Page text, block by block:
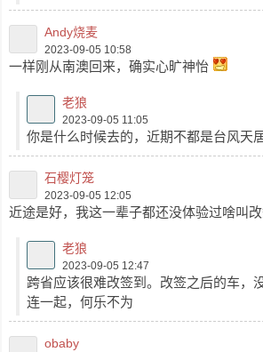
Andy烧麦
2023-09-05 10:58
一样刚从南澳回来，确实心旷神怡
老狼
2023-09-05 11:05
你是什么时候去的，近期不都是台风天
石樱灯笼
2023-09-05 12:05
近途是好，我这一辈子都还没体验过啥叫改
老狼
2023-09-05 12:47
跨省应该很难改签到。改签之后的车，
连一起，何乐不为
obaby